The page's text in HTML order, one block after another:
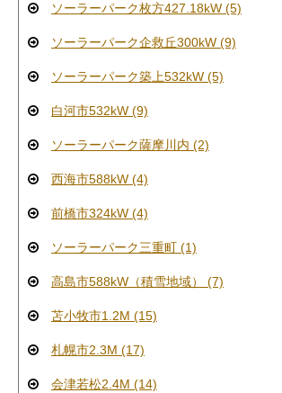
ソーラーパーク枚方427.18kW (5)
ソーラーパーク企救丘300kW (9)
ソーラーパーク築上532kW (5)
白河市532kW (9)
ソーラーパーク薩摩川内 (2)
西海市588kW (4)
前橋市324kW (4)
ソーラーパーク三重町 (1)
高島市588kW（積雪地域） (7)
苫小牧市1.2M (15)
札幌市2.3M (17)
会津若松2.4M (14)